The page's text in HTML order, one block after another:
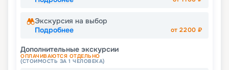
Экскурсия на выбор
Подробнее
от2200 ₽
Дополнительные экскурсии
ОПЛАЧИВАЮТСЯ ОТДЕЛЬНО
(СТОИМОСТЬ ЗА 1 ЧЕЛОВЕКА)